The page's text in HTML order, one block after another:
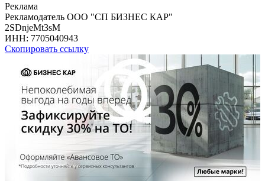
Реклама
Рекламодатель ООО "СП БИЗНЕС КАР"
2SDnjeMt3sM
ИНН: 7705040943
Скопировать ссылку